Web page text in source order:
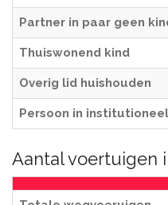
Partner in paar geen
Thuiswonend kind
Overig lid huishouden
Persoon in
Aantal voertuigen